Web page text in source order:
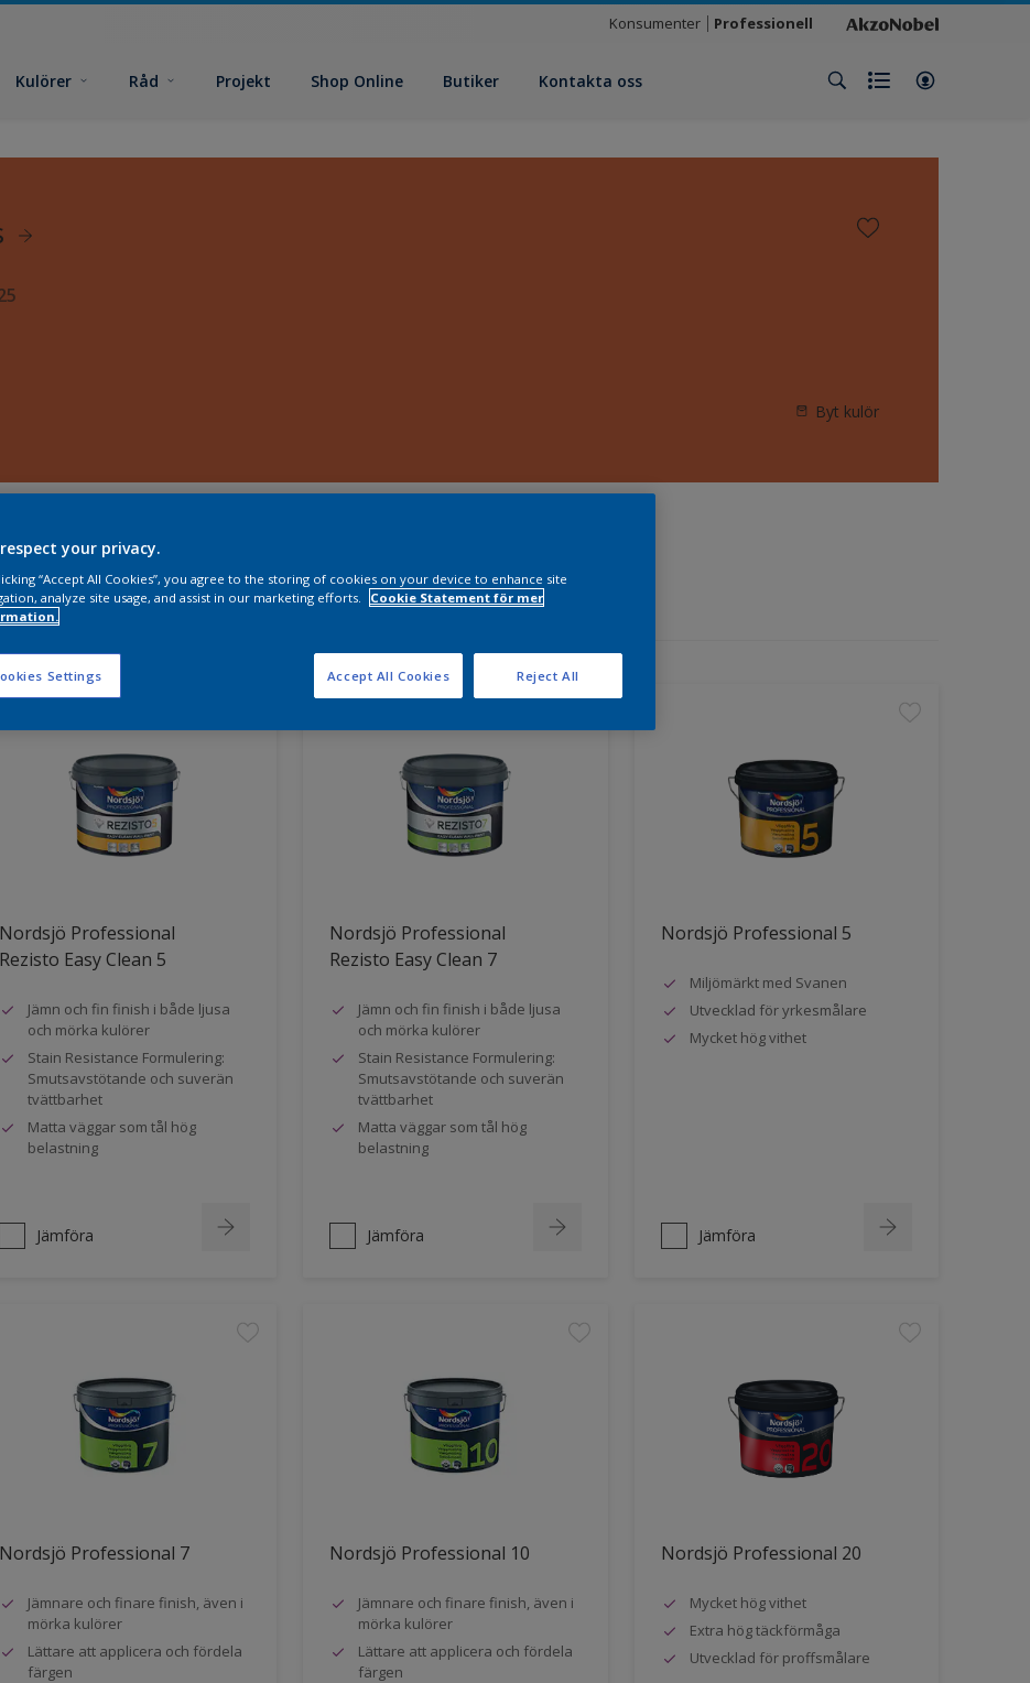
Konsumenter Professionell
Kulörer Råd Projekt Shop Online Butiker Kontakta oss
Byt kulör
produkter behöver du?
hittade
Nordsjö Professional
Rezisto Easy Clean 5
Jämn och fin finish i både ljusa
och mörka kulörer
Stain Resistance Formulering:
Smutsavstötande och suverän
tvättbarhet
Matta väggar som tål hög
belastning
Jämföra
Nordsjö Professional
Rezisto Easy Clean 7
Jämn och fin finish i både ljusa
och mörka kulörer
Stain Resistance Formulering:
Smutsavstötande och suverän
tvättbarhet
Matta väggar som tål hög
belastning
Jämföra
Nordsjö Professional 5
Miljömärkt med Svanen
Utvecklad för yrkesmålare
Mycket hög vithet
Jämföra
Nordsjö Professional 7
Jämnare och finare finish, även i
mörka kulörer
Lättare att applicera och fördela
färgen
Nordsjö Professional 10
Jämnare och finare finish, även i
mörka kulörer
Lättare att applicera och fördela
färgen
Nordsjö Professional 20
Mycket hög vithet
Extra hög täckförmåga
Utvecklad för proffsmålare
your privacy.
“Accept All Cookies”, you agree to the storing of cookies on your device to enhance site
analyze site usage, and assist in our marketing efforts.
Cookie Statement för mer
Settings Reject All
Accept All Cookies